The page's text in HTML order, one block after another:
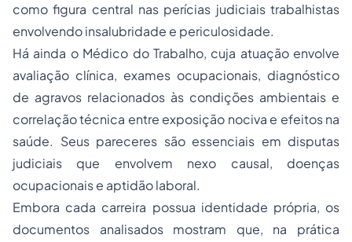
como figura central nas perícias judiciais trabalhistas
envolvendo insalubridade e periculosidade.
Há ainda o Médico do Trabalho, cuja atuação envolve
avaliação clínica, exames ocupacionais, diagnóstico
de agravos relacionados às condições ambientais e
correlação técnica entre exposição nociva e efeitos na
saúde. Seus pareceres são essenciais em disputas
judiciais que envolvem nexo causal, doenças
ocupacionais e aptidão laboral.
Embora cada carreira possua identidade própria, os
documentos analisados mostram que, na prática